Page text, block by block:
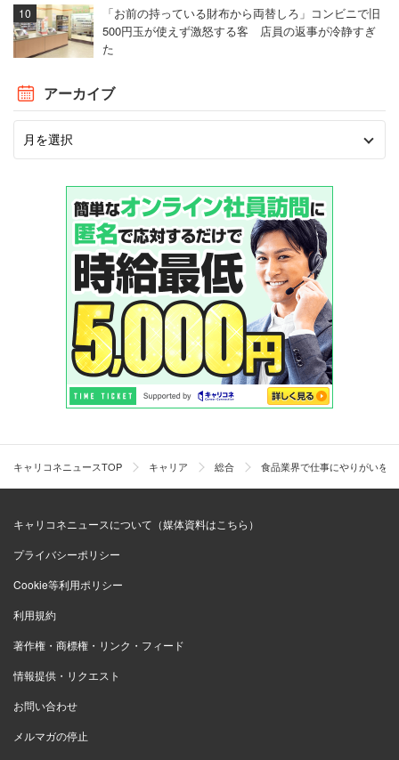
「お前の持っている財布から両替しろ」コンビニで旧
500円玉が使えず激怒する客 店員の返事が冷静すぎ
た
アーカイブ
キャリコネニュースTOP キャリア 総合 食品業界で仕事にやりがいを
キャリコネニュースについて（媒体資料はこちら）
プライバシーポリシー
Cookie等利用ポリシー
利用規約
著作権・商標権・リンク・フィード
情報提供・リクエスト
お問い合わせ
メルマガの停止